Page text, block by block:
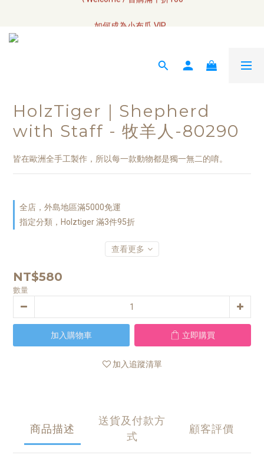
如何成為小布瓜 VIP
HolzTiger｜Shepherd
with Staff - 牧羊人-80290
皆在歐洲全手工製作，所以每一款動物都是獨一無二的唷。
全店，外島地區滿5000免運
指定分類，Holztiger 滿3件95折
查看更多
NT$580
數量
加入購物車 立即購買
加入追蹤清單
商品描述
送貨及付款方
式
顧客評價